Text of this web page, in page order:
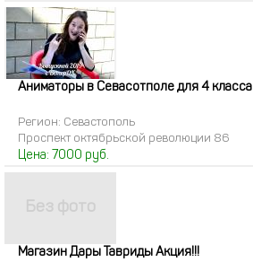
Аниматоры в Севасотполе для 4 класса
Регион: Севастополь
Проспект октябрьской революции 86
Цена: 7000 руб.
Магазин Дары Тавриды Акция!!!